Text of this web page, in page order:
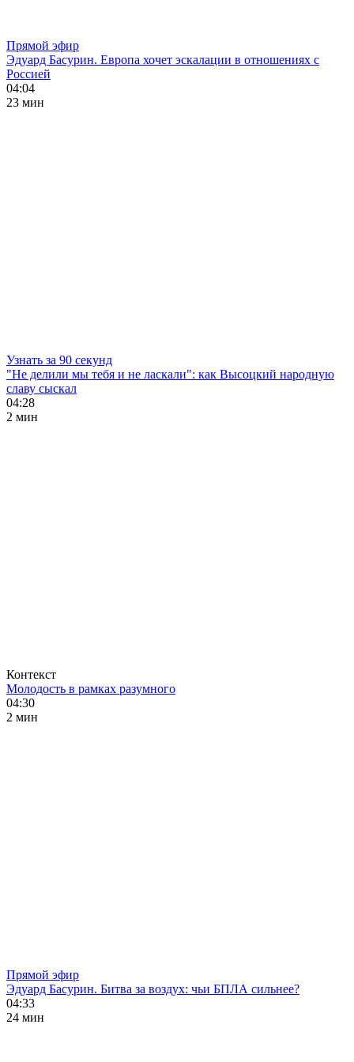
Прямой эфир
Эдуард Басурин. Европа хочет эскалации в отношениях с
Россией
04:04
23 мин
Узнать за 90 секунд
"Не делили мы тебя и не ласкали": как Высоцкий народную
славу сыскал
04:28
2 мин
Контекст
Молодость в рамках разумного
04:30
2 мин
Прямой эфир
Эдуард Басурин. Битва за воздух: чьи БПЛА сильнее?
04:33
24 мин